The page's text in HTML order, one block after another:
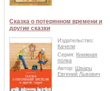
Сказка о потерянном времени и
другие сказки
Издательство:
Качели
Серия: Книжная
полка
Автор: Шварц
Евгений Львович